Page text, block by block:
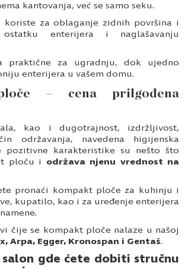
kantovanja, već se samo seku.
koriste za oblaganje zidnih površina i
ostatku enterijera i naglašavanju
praktične za ugradnju, dok ujedno
enterijera u vašem domu.
– cena prilgođena
kao i dugotrajnost, izdržljivost,
održavanja, navedena higijenska
pozitivne karakteristike su nešto što
ploču i održava njenu vrednost na
pronaći kompakt ploče za kuhinju i
kupatilo, kao i za uređenje enterijera
čije se kompakt ploče nalaze u našoj
Arpa, Egger, Kronospan i Gentaš.
salon gde ćete dobiti stručnu